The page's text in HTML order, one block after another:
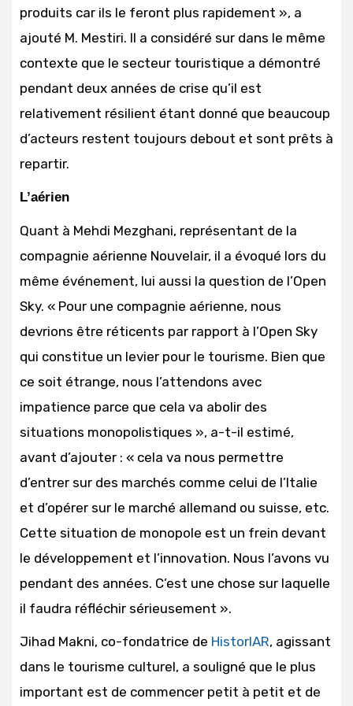
produits car ils le feront plus rapidement », a
ajouté M. Mestiri. Il a considéré sur dans le même
contexte que le secteur touristique a démontré
pendant deux années de crise qu’il est
relativement résilient étant donné que beaucoup
d’acteurs restent toujours debout et sont prêts à
repartir.
L’aérien
Quant à Mehdi Mezghani, représentant de la
compagnie aérienne Nouvelair, il a évoqué lors du
même événement, lui aussi la question de l’Open
Sky. « Pour une compagnie aérienne, nous
devrions être réticents par rapport à l’Open Sky
qui constitue un levier pour le tourisme. Bien que
ce soit étrange, nous l’attendons avec
impatience parce que cela va abolir des
situations monopolistiques », a-t-il estimé,
avant d’ajouter : « cela va nous permettre
d’entrer sur des marchés comme celui de l’Italie
et d’opérer sur le marché allemand ou suisse, etc.
Cette situation de monopole est un frein devant
le développement et l’innovation. Nous l’avons vu
pendant des années. C’est une chose sur laquelle
il faudra réfléchir sérieusement ».
Jihad Makni, co-fondatrice de HistorIAR, agissant
dans le tourisme culturel, a souligné que le plus
important est de commencer petit à petit et de